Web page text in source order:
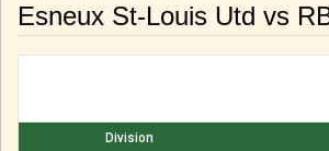
Esneux St-Louis Utd vs
Division